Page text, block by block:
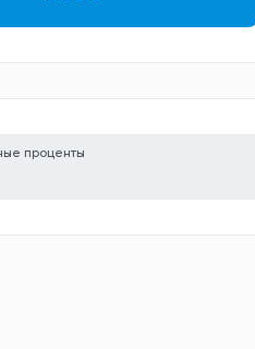
проценты